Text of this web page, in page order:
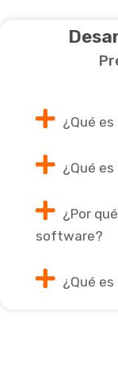
¿Qué
¿Qué
¿Por
software?
¿Qué